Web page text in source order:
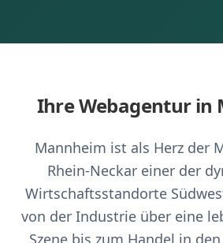
Ihre Webagentur in
Mannheim ist als Herz der
Rhein-Neckar einer der
Wirtschaftsstandorte
von der Industrie über eine
Szene bis zum Handel in